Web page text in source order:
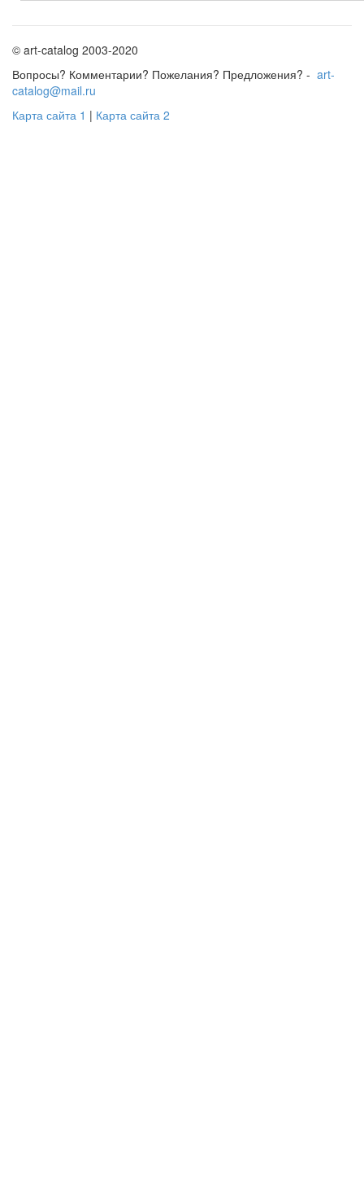
© art-catalog 2003-2020
Вопросы? Комментарии? Пожелания? Предложения? - art-
catalog@mail.ru
Карта сайта 1 | Карта сайта 2